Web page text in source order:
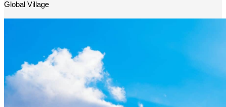
Global Village